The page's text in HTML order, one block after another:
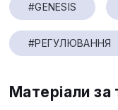
#GENESIS
#РЕГУЛЮВАННЯ
Матеріали